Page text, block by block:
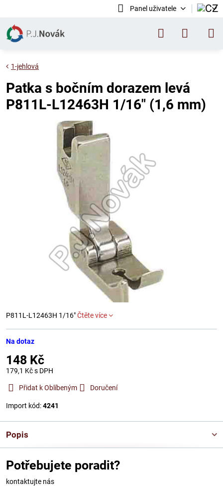
Panel uživatele
1-jehlová
Patka s bočním dorazem levá
P811L-L12463H 1/16" (1,6 mm)
P811L-L12463H 1/16"Čtěte více
Na dotaz
148 Kč
179,1 Kčs DPH
Přidat k Oblíbeným Doručení
Import kód:4241
Popis
Potřebujete poradit?
kontaktujte nás